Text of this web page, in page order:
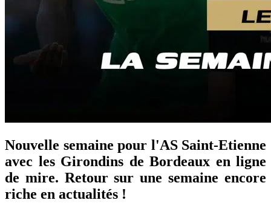
Nouvelle semaine pour l'AS Saint-Etienne
avec les Girondins de Bordeaux en ligne
de mire. Retour sur une semaine encore
riche en actualités !